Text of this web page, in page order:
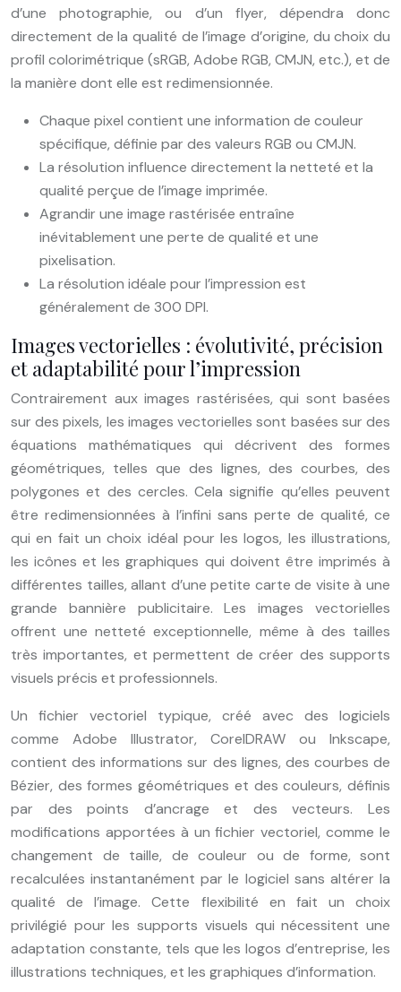
d’une photographie, ou d’un flyer, dépendra donc
directement de la qualité de l’image d’origine, du choix du
profil colorimétrique (sRGB, Adobe RGB, CMJN, etc.), et de
la manière dont elle est redimensionnée.
Chaque pixel contient une information de couleur
spécifique, définie par des valeurs RGB ou CMJN.
La résolution influence directement la netteté et la
qualité perçue de l’image imprimée.
Agrandir une image rastérisée entraîne
inévitablement une perte de qualité et une
pixelisation.
La résolution idéale pour l’impression est
généralement de 300 DPI.
Images vectorielles : évolutivité, précision
et adaptabilité pour l’impression
Contrairement aux images rastérisées, qui sont basées
sur des pixels, les images vectorielles sont basées sur des
équations mathématiques qui décrivent des formes
géométriques, telles que des lignes, des courbes, des
polygones et des cercles. Cela signifie qu’elles peuvent
être redimensionnées à l’infini sans perte de qualité, ce
qui en fait un choix idéal pour les logos, les illustrations,
les icônes et les graphiques qui doivent être imprimés à
différentes tailles, allant d’une petite carte de visite à une
grande bannière publicitaire. Les images vectorielles
offrent une netteté exceptionnelle, même à des tailles
très importantes, et permettent de créer des supports
visuels précis et professionnels.
Un fichier vectoriel typique, créé avec des logiciels
comme Adobe Illustrator, CorelDRAW ou Inkscape,
contient des informations sur des lignes, des courbes de
Bézier, des formes géométriques et des couleurs, définis
par des points d’ancrage et des vecteurs. Les
modifications apportées à un fichier vectoriel, comme le
changement de taille, de couleur ou de forme, sont
recalculées instantanément par le logiciel sans altérer la
qualité de l’image. Cette flexibilité en fait un choix
privilégié pour les supports visuels qui nécessitent une
adaptation constante, tels que les logos d’entreprise, les
illustrations techniques, et les graphiques d’information.